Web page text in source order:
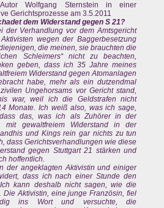
Autor Wolfgang Sternstein in einer
Gerichtsprozesse am 3.5.2011
dem Widerstand gegen S 21?
der Verhandlung vor dem Amtsgericht
wegen der Baggerbesetzung
die meinen, sie brauchten die
Schleimers“ nicht zu beachten,
geben, dass ich 35 Jahre meines
Widerstand gegen Atomanlagen
habe, mehr als ein dutzendmal
Ungehorsams vor Gericht stand,
war, weil ich die Geldstrafen nicht
Monate. Ich weiß also, was ich sage,
das, was ich als Zuhörer in der
mit gewaltfreiem Widerstand in der
und Kings rein gar nichts zu tun
dass Gerichtsverhandlungen wie diese
gegen Stuttgart 21 stärken und
hoffentlich.
der angeklagten Aktivistin und einiger
dass ich nach einer Stunde den
kann deshalb nicht sagen, wie die
Die Aktivistin, eine junge Französin, fiel
ins Wort und versuchte, die